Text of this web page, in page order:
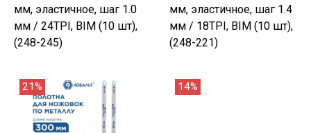
мм, эластичное, шаг 1.0
мм / 24TPI, BIM (10 шт),
(248-245)
мм, эластичное, шаг 1.4
мм / 18TPI, BIM (10 шт),
(248-221)
21% 14%